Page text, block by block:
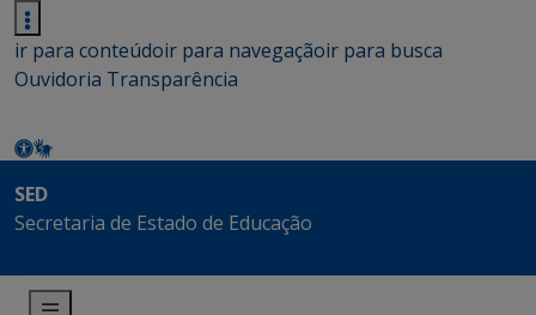
ir para conteúdoir para navegaçãoir para busca
Ouvidoria Transparência
SED
Secretaria de Estado de Educação